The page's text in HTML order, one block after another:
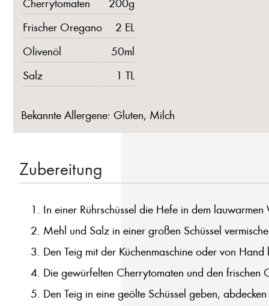
Frischer Oregano
2 EL
Olivenöl
50ml
Salz
1 TL
Bekannte Allergene: Gluten, Milch
Zubereitung
In einer Rührschüssel die Hefe in dem
Mehl und Salz in einer großen Schüssel
Den Teig mit der Küchenmaschine oder von
Die gewürfelten Cherrytomaten und den frischen
Den Teig in eine geölte Schüssel geben,